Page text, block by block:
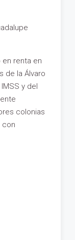
renta en
de la Álvaro
y del
colonias
con